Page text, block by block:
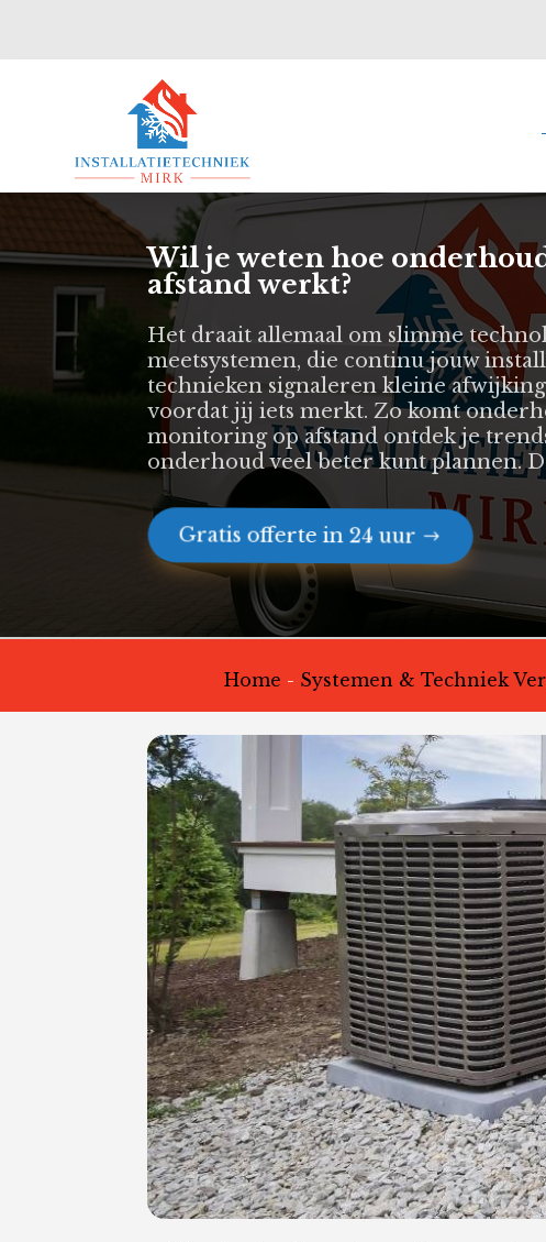
Wil je weten hoe
afstand werkt?
Het draait allemaal om slimme
meetsystemen, die continu jouw
technieken signaleren kleine
voordat jij iets merkt. Zo komt
monitoring op afstand ontdek je
onderhoud veel beter kunt plannen.
Gratis offerte in 24 uur
Home - Systemen & Techniek